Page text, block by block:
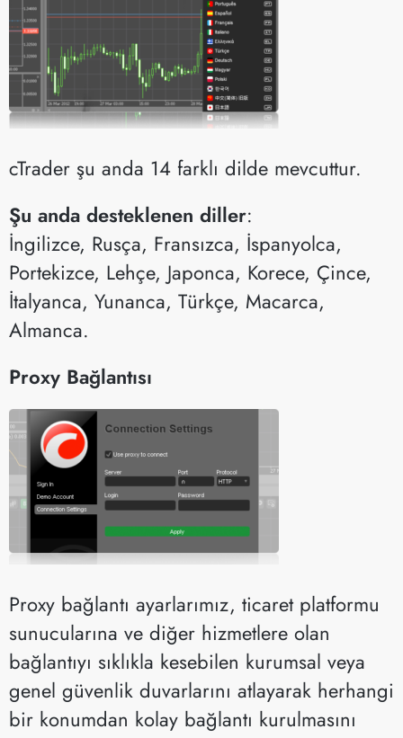
cTrader şu anda 14 farklı dilde mevcuttur.
Şu anda desteklenen diller:
İngilizce, Rusça, Fransızca, İspanyolca,
Portekizce, Lehçe, Japonca, Korece, Çince,
İtalyanca, Yunanca, Türkçe, Macarca,
Almanca.
Proxy Bağlantısı
Proxy bağlantı ayarlarımız, ticaret platformu
sunucularına ve diğer hizmetlere olan
bağlantıyı sıklıkla kesebilen kurumsal veya
genel güvenlik duvarlarını atlayarak herhangi
bir konumdan kolay bağlantı kurulmasını